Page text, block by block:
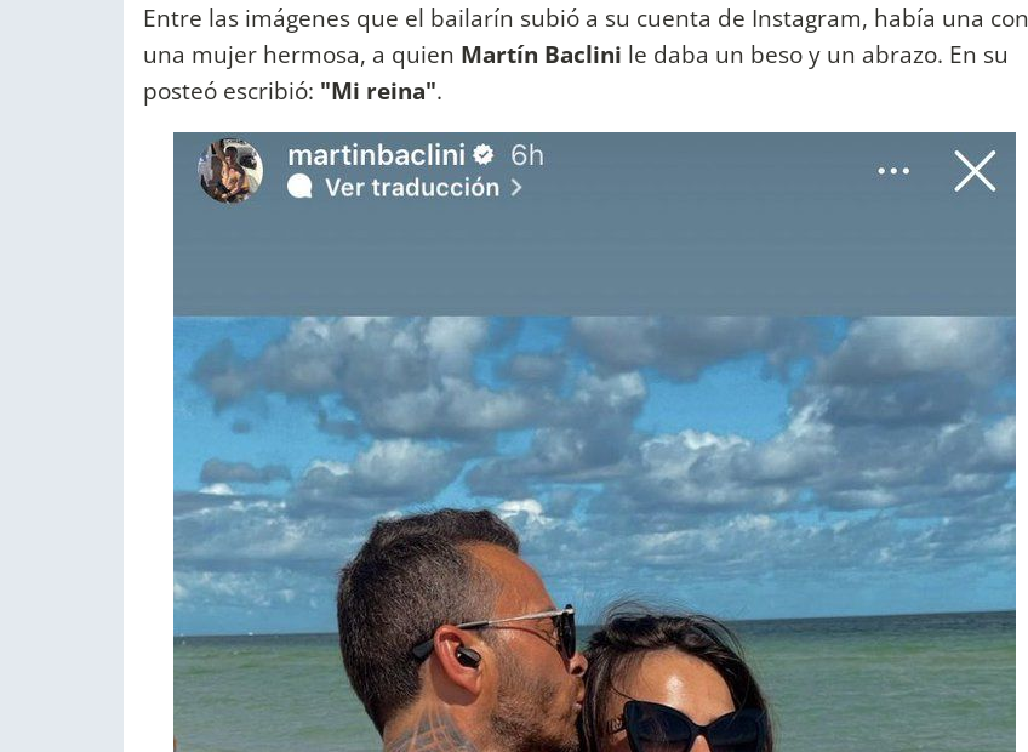
Entre las imágenes que el bailarín subió a su cuenta de Instagram, había una con
una mujer hermosa, a quien Martín Baclini le daba un beso y un abrazo. En su
posteó escribió: "Mi reina".